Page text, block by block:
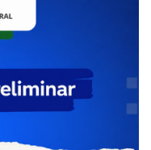
Física, ofertado no
a situação das
em todos os grupos